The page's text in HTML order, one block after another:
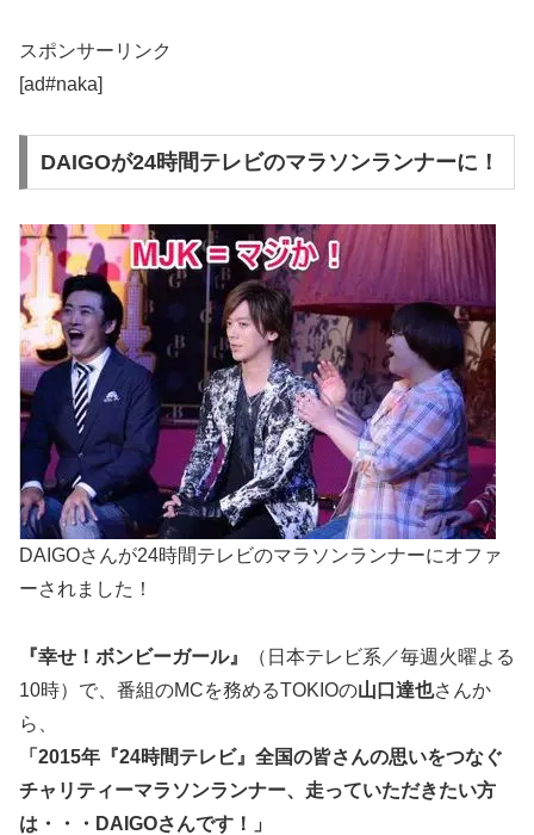
スポンサーリンク
[ad#naka]
DAIGOが24時間テレビのマラソンランナーに！
DAIGOさんが24時間テレビのマラソンランナーにオファ
ーされました！
『幸せ！ボンビーガール』
（日本テレビ系／毎週火曜よる
10時）で、番組のMCを務めるTOKIOの山口達也さんか
ら、
「2015年『24時間テレビ』全国の皆さんの思いをつなぐ
チャリティーマラソンランナー、走っていただきたい方
は・・・ DAIGOさんです！」